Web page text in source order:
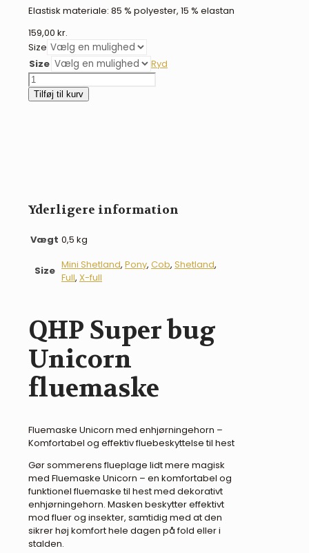
Elastisk materiale: 85 % polyester, 15 % elastan
159,00 kr.
Size
Size
Ryd
QHP
Super
bug
Tilføj til kurv
Yderligere information
Vægt 0,5 kg
Size Mini Shetland, Pony, Cob, Shetland,
Full, X-full
QHP Super bug
Unicorn
fluemaske
Fluemaske Unicorn med enhjørningehorn –
Komfortabel og effektiv fluebeskyttelse til hest
Gør sommerens flueplage lidt mere magisk
med Fluemaske Unicorn – en komfortabel og
funktionel flue­maske til hest med dekorativt
enhjørningehorn. Masken beskytter effektivt
mod fluer og insekter, samtidig med at den
sikrer høj komfort hele dagen på fold eller i
stalden.